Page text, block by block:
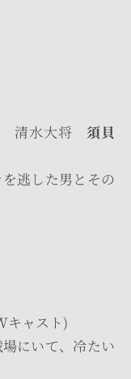
清水大将 須貝
逃した男とその
キャスト)
にいて、冷たい